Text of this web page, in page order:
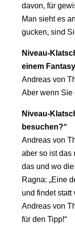
davon, für
Man sieht es
gucken, sind
Niveau-
einem
Andreas von
Aber wenn Sie
Niveau-
besuchen?“
Andreas von
aber so ist das
das und wo die
Ragna: „Eine
und findet statt
Andreas von
für den Tipp!“